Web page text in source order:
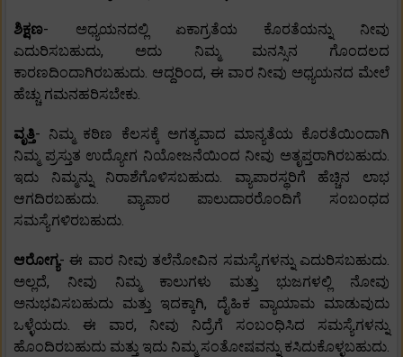
ಶಿಕ್ಷಣ- ಅಧ್ಯಯನದಲ್ಲಿ ಏಕಾಗ್ರತೆಯ ಕೊರತೆಯನ್ನು ನೀವು
ಎದುರಿಸಬಹುದು, ಅದು ನಿಮ್ಮ ಮನಸ್ಸಿನ ಗೊಂದಲದ
ಕಾರಣದಿಂದಾಗಿರಬಹುದು. ಆದ್ದರಿಂದ, ಈ ವಾರ ನೀವು ಅಧ್ಯಯನದ ಮೇಲೆ
ಹೆಚ್ಚು ಗಮನಹರಿಸಬೇಕು.
ವೃತ್ತಿ- ನಿಮ್ಮ ಕಠಿಣ ಕೆಲಸಕ್ಕೆ ಅಗತ್ಯವಾದ ಮಾನ್ಯತೆಯ ಕೊರತೆಯಿಂದಾಗಿ
ನಿಮ್ಮ ಪ್ರಸ್ತುತ ಉದ್ಯೋಗ ನಿಯೋಜನೆಯಿಂದ ನೀವು ಅತೃಪ್ತರಾಗಿರಬಹುದು.
ಇದು ನಿಮ್ಮನ್ನು ನಿರಾಶೆಗೊಳಿಸಬಹುದು. ವ್ಯಾಪಾರಸ್ಥರಿಗೆ ಹೆಚ್ಚಿನ ಲಾಭ
ಆಗದಿರಬಹುದು. ವ್ಯಾಪಾರ ಪಾಲುದಾರರೊಂದಿಗೆ ಸಂಬಂಧದ
ಸಮಸ್ಯೆಗಳಿರಬಹುದು.
ಆರೋಗ್ಯ- ಈ ವಾರ ನೀವು ತಲೆನೋವಿನ ಸಮಸ್ಯೆಗಳನ್ನು ಎದುರಿಸಬಹುದು.
ಅಲ್ಲದೆ, ನೀವು ನಿಮ್ಮ ಕಾಲುಗಳು ಮತ್ತು ಭುಜಗಳಲ್ಲಿ ನೋವು
ಅನುಭವಿಸಬಹುದು ಮತ್ತು ಇದಕ್ಕಾಗಿ, ದೈಹಿಕ ವ್ಯಾಯಾಮ ಮಾಡುವುದು
ಒಳ್ಳೆಯದು. ಈ ವಾರ, ನೀವು ನಿದ್ರೆಗೆ ಸಂಬಂಧಿಸಿದ ಸಮಸ್ಯೆಗಳನ್ನು
ಹೊಂದಿರಬಹುದು ಮತ್ತು ಇದು ನಿಮ್ಮ ಸಂತೋಷವನ್ನು ಕಸಿದುಕೊಳ್ಳಬಹುದು.